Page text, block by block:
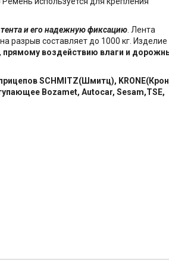
и его надежную фиксацию. Лента
разрыв составляет до 1000 кг. Изделие
прямому воздействию влаги и
SCHMITZ(Шмитц),
Bozamet, Autocar, Sesam,TSE,